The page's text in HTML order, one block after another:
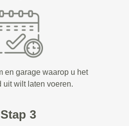
en garage waarop u het
uit wilt laten voeren.
Stap 3